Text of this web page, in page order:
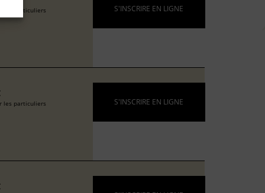
les particuliers S'INSCRIRE EN LIGNE
les particuliers S'INSCRIRE EN LIGNE